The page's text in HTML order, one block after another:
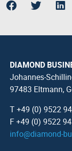
DIAMOND
Johannes-
97483 Eltmann,
T +49 (0) 9522
F +49 (0) 9522
info@diamond-